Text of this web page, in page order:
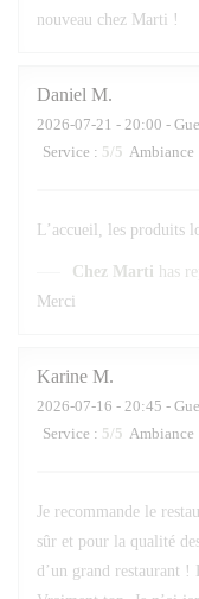
nouveau chez Marti !
Daniel M
2026-07-21 - 20:00 -
Service : 5/5 Ambiance
L’accueil, les produits
Chez Marti has
Merci
Karine M
2026-07-16 - 20:45 -
Service : 5/5 Ambiance
Je recommande le
sûr et pour la qualité
d’un grand restaurant